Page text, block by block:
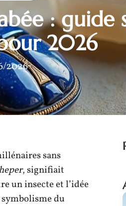
: guide
2026
2026
sans
, signifiait
un insecte et l’idée
du